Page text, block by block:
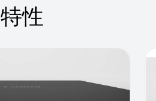
特性